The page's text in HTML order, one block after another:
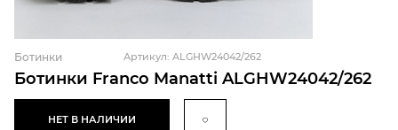
Ботинки Franco Manatti ALGHW24042/262
Ботинки Артикул: ALGHW24042/262
НЕТ В НАЛИЧИИ